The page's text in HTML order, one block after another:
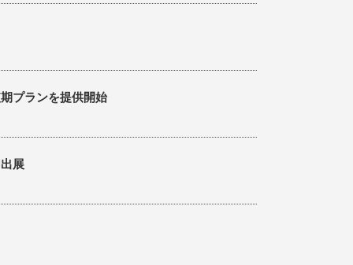
プランを提供開始
展